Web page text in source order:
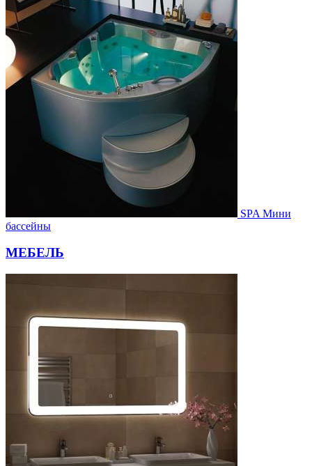
SPA Мини
бассейны
МЕБЕЛЬ